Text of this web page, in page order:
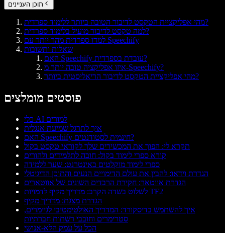
תוכן העניינים
מהי אפליקציית הטקסט לדיבור הטובה ביותר ללימוד ספרדית?
למה טקסט לדיבור מועיל בלימוד ספרדית?
למדו ספרדית מהר יותר עם Speechify
שאלות ותשובות
האם Speechify עובדת בספרדית?
איזו אפליקציה טובה יותר מ-Speechify?
מהי אפליקציית הטקסט לדיבור הריאליסטית ביותר?
פוסטים מומלצים
כלי AI למורים
איך לתרגל שמיעת אנגלית
האם Speechify חינמית לסטודנטים?
תקרא לי: הפוך את המכשירים שלך לקוראי טקסט בקול
קורא ספרי לימוד בקול: חובה לתלמידים ולהורים
ספרי לימוד מוקלטים באינטרנט: שער ללמידה
הגדרת וידאו: להבין את עולם הדימויים הנעים והתוכן הדיגיטלי
הגדרת אווטאר: חקירת הרבדים השונים של אווטארים
לשלוט בשדה הקרב: מדריך מקיף לדמויות TF2
הגדרת מצגת: מדריך מקיף
איך להשתמש בדיסקורד: המדריך האולטימטיבי לגיימרים,
סטרימרים וחובבי רשתות חברתיות
הכל על עמק הלא-אנושי